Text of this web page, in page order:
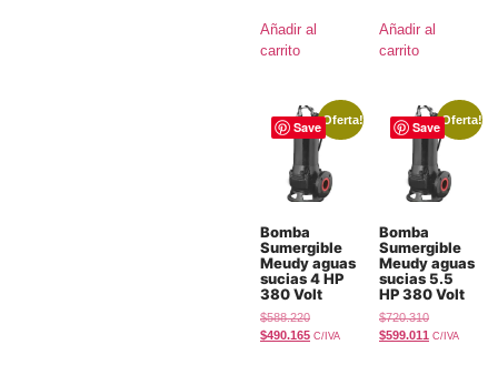
Añadir al
carrito
Añadir al
carrito
Save¡Oferta!
Bomba
Sumergible
Meudy aguas
sucias 4 HP
380 Volt
$588.220
$490.165 C/IVA
Save¡Oferta!
Bomba
Sumergible
Meudy aguas
sucias 5.5
HP 380 Volt
$720.310
$599.011 C/IVA